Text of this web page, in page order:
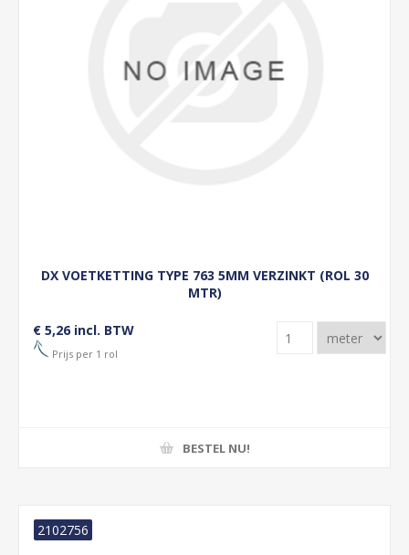
DX VOETKETTING TYPE 763 5MM VERZINKT (ROL 30
MTR)
€ 5,26 incl. BTW
Prijs per 1 rol
BESTEL NU!
2102756